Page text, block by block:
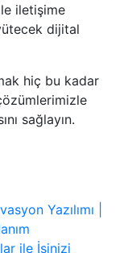
iletişime
dijital
hiç bu kadar
sağlayın.
Yazılımı |
ile İşinizi